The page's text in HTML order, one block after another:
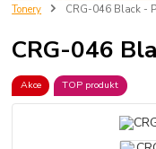
Tonery
CRG-046 Black -
CRG-046
Akce TOP produkt